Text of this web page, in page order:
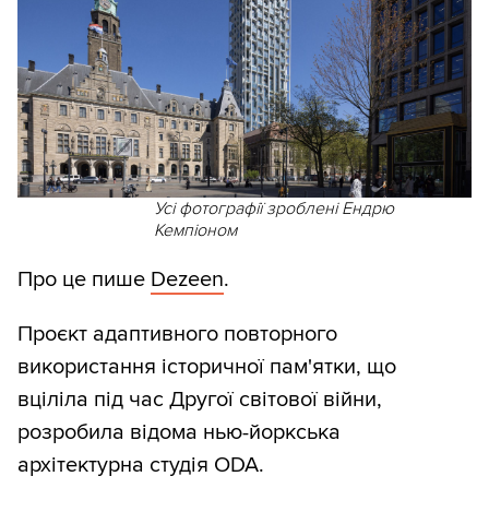
Усі фотографії зроблені Ендрю
Кемпіоном
Про це пише Dezeen.
Проєкт адаптивного повторного
використання історичної пам'ятки, що
вціліла під час Другої світової війни,
розробила відома нью-йоркська
архітектурна студія ODA.